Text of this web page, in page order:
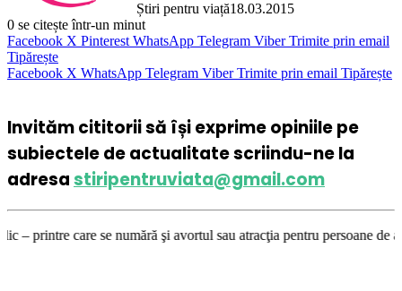
Știri pentru viață18.03.2015
0 se citește într-un minut
Facebook X Pinterest WhatsApp Telegram Viber Trimite prin email
Tipărește
Facebook X WhatsApp Telegram Viber Trimite prin email Tipărește
Invităm cititorii să își exprime opiniile pe
subiectele de actualitate scriindu-ne la
adresastiripentruviata@gmail.com
şi avortul sau atracţia pentru persoane de acelaşi sex